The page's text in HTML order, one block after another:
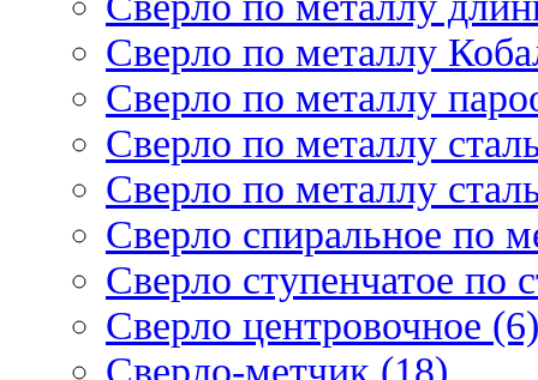
Сверло по металлу
Сверло по металлу
Сверло по металлу
Сверло по металлу
Сверло спиральное по
Сверло ступенчатое по
Сверло центровочное (6)
Сверло-метчик (18)